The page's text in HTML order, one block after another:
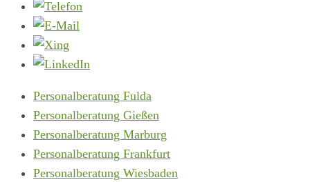
Personalberatung Fulda
Personalberatung Gießen
Personalberatung Marburg
Personalberatung Frankfurt
Personalberatung Wiesbaden